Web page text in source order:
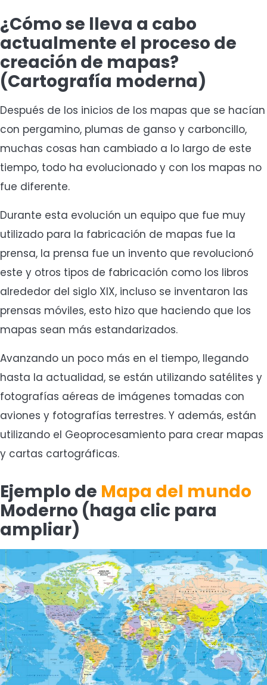
¿Cómo se lleva a cabo
actualmente el proceso de
creación de mapas?
(Cartografía moderna)
Después de los inicios de los mapas que se hacían
con pergamino, plumas de ganso y carboncillo,
muchas cosas han cambiado a lo largo de este
tiempo, todo ha evolucionado y con los mapas no
fue diferente.
Durante esta evolución un equipo que fue muy
utilizado para la fabricación de mapas fue la
prensa, la prensa fue un invento que revolucionó
este y otros tipos de fabricación como los libros
alrededor del siglo XIX, incluso se inventaron las
prensas móviles, esto hizo que haciendo que los
mapas sean más estandarizados.
Avanzando un poco más en el tiempo, llegando
hasta la actualidad, se están utilizando satélites y
fotografías aéreas de imágenes tomadas con
aviones y fotografías terrestres. Y además, están
utilizando el Geoprocesamiento para crear mapas
y cartas cartográficas.
Ejemplo de Mapa del mundo
Moderno (haga clic para
ampliar)